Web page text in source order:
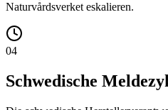
Naturvårdsverket eskalieren.
04
Schwedische